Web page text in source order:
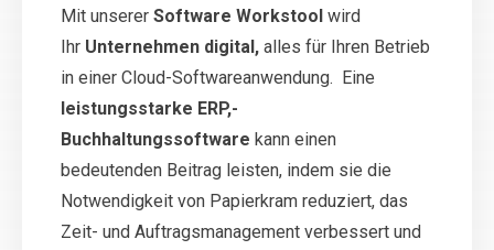
Mit unserer Software Workstool wird
Ihr Unternehmen digital, alles für Ihren Betrieb
in einer Cloud-Softwareanwendung. Eine
leistungsstarke ERP,-
Buchhaltungssoftware kann einen
bedeutenden Beitrag leisten, indem sie die
Notwendigkeit von Papierkram reduziert, das
Zeit- und Auftragsmanagement verbessert und